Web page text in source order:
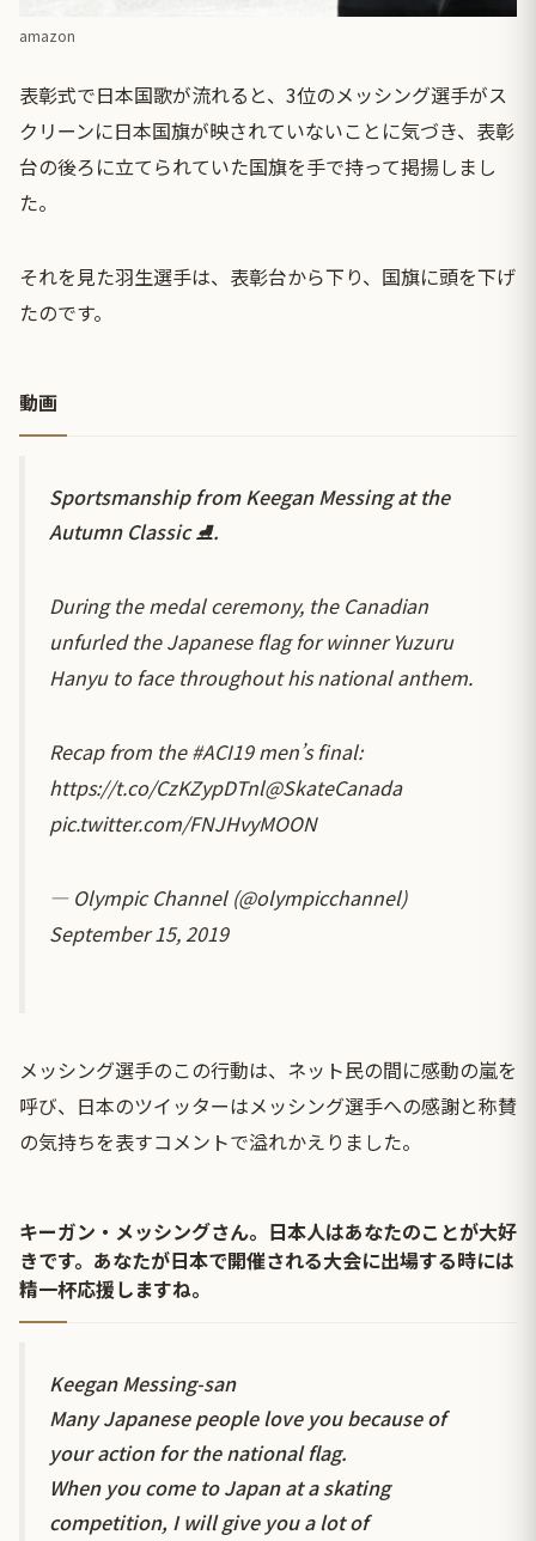
amazon
表彰式で日本国歌が流れると、3位のメッシング選手がス
クリーンに日本国旗が映されていないことに気づき、表彰
台の後ろに立てられていた国旗を手で持って掲揚しまし
た。
それを見た羽生選手は、表彰台から下り、国旗に頭を下げ
たのです。
動画
Sportsmanship from Keegan Messing at the
Autumn Classic ⛸️.
During the medal ceremony, the Canadian
unfurled the Japanese flag for winner Yuzuru
Hanyu to face throughout his national anthem.
Recap from the#ACI19men’s final:
https://t.co/CzKZypDTnl@SkateCanada
pic.twitter.com/FNJHvyMOON
— Olympic Channel (@olympicchannel)
September 15, 2019
メッシング選手のこの行動は、ネット民の間に感動の嵐を
呼び、日本のツイッターはメッシング選手への感謝と称賛
の気持ちを表すコメントで溢れかえりました。
キーガン・メッシングさん。日本人はあなたのことが大好
きです。あなたが日本で開催される大会に出場する時には
精一杯応援しますね。
Keegan Messing-san
Many Japanese people love you because of
your action for the national flag.
When you come to Japan at a skating
competition, I will give you a lot of